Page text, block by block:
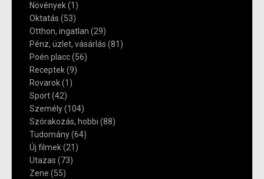
Növények(1)
Oktatás (53)
Otthon, ingatlan (29)
Pénz, üzlet, vásárlás (81)
Poén placc(56)
Receptek(9)
Rovarok(1)
Sport(42)
Személy(104)
Szórakozás, hobbi (88)
Tudomány(64)
Új filmek(21)
Utazas (73)
Zene (55)